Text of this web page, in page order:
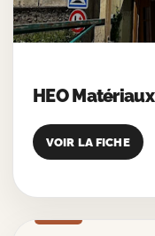
HEO Matériaux
VOIR LA FICHE